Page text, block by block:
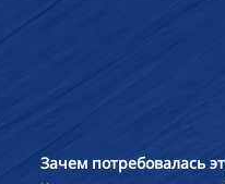
Зачем потребовалась